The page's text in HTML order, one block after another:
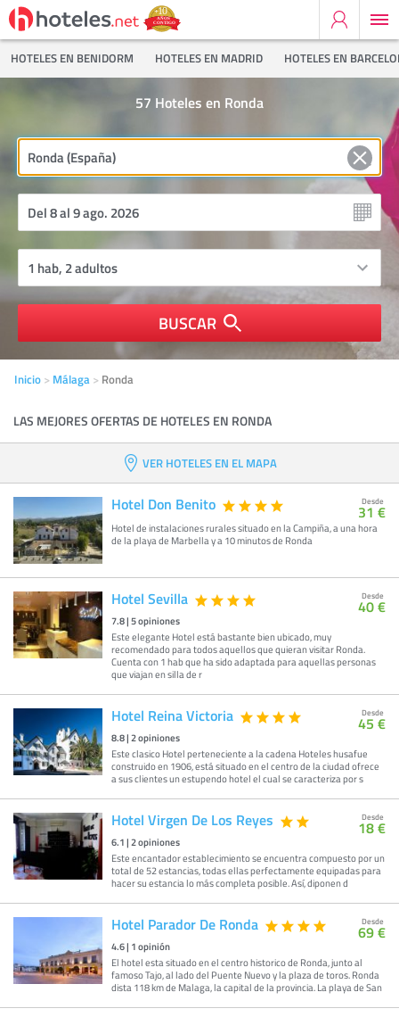
HOTELES EN BENIDORM HOTELES EN MADRID HOTELES EN
Hoteles en Ronda
57
BUSCAR
Inicio Málaga Ronda
LAS MEJORES OFERTAS DE HOTELES EN RONDA
VER HOTELES EN EL MAPA
Hotel Don Benito
Hotel de instalaciones rurales situado en la Campiña, a una hora
de la playa de Marbella y a 10 minutos de Ronda
Desde
31 €
Hotel Sevilla
7.8|5opiniones
Este elegante Hotel está bastante bien ubicado, muy
recomendado para todos aquellos que quieran visitar Ronda.
Cuenta con 1 hab que ha sido adaptada para aquellas personas
que viajan en silla de r
Desde
40 €
Hotel Reina Victoria
8.8|2opiniones
Este clasico Hotel perteneciente a la cadena Hoteles husafue
construido en 1906, está situado en el centro de la ciudad ofrece
a sus clientes un estupendo hotel el cual se caracteriza por s
Desde
45 €
Hotel Virgen De Los Reyes
6.1|2opiniones
Este encantador establecimiento se encuentra compuesto por un
total de 52 estancias, todas ellas perfectamente equipadas para
hacer su estancia lo más completa posible. Así, diponen d
Desde
18 €
Hotel Parador De Ronda
4.6| 1opinión
El hotel esta situado en el centro historico de Ronda, junto al
famoso Tajo, al lado del Puente Nuevo y la plaza de toros. Ronda
dista 118 km de Malaga, la capital de la provincia. La playa de San
Desde
69 €